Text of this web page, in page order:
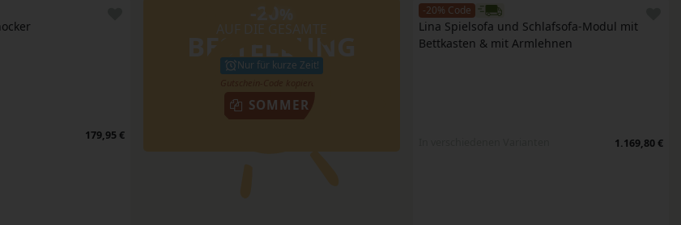
179,95 €
AUF DIE GESAMTE
BESTELLUNG
Nur für kurze Zeit!
SOMMER
-20% Code
Lina Spielsofa und Schlafsofa-Modul mit
Bettkasten & mit Armlehnen
1.169,80 €